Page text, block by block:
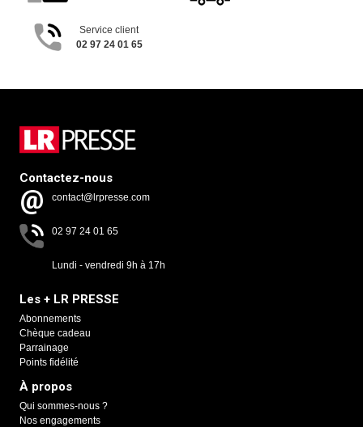
Service client
02 97 24 01 65
Contactez-nous
contact@lrpresse.com
02 97 24 01 65
Lundi - vendredi 9h à 17h
Les + LR PRESSE
Abonnements
Chèque cadeau
Parrainage
Points fidélité
À propos
Qui sommes-nous ?
Nos engagements